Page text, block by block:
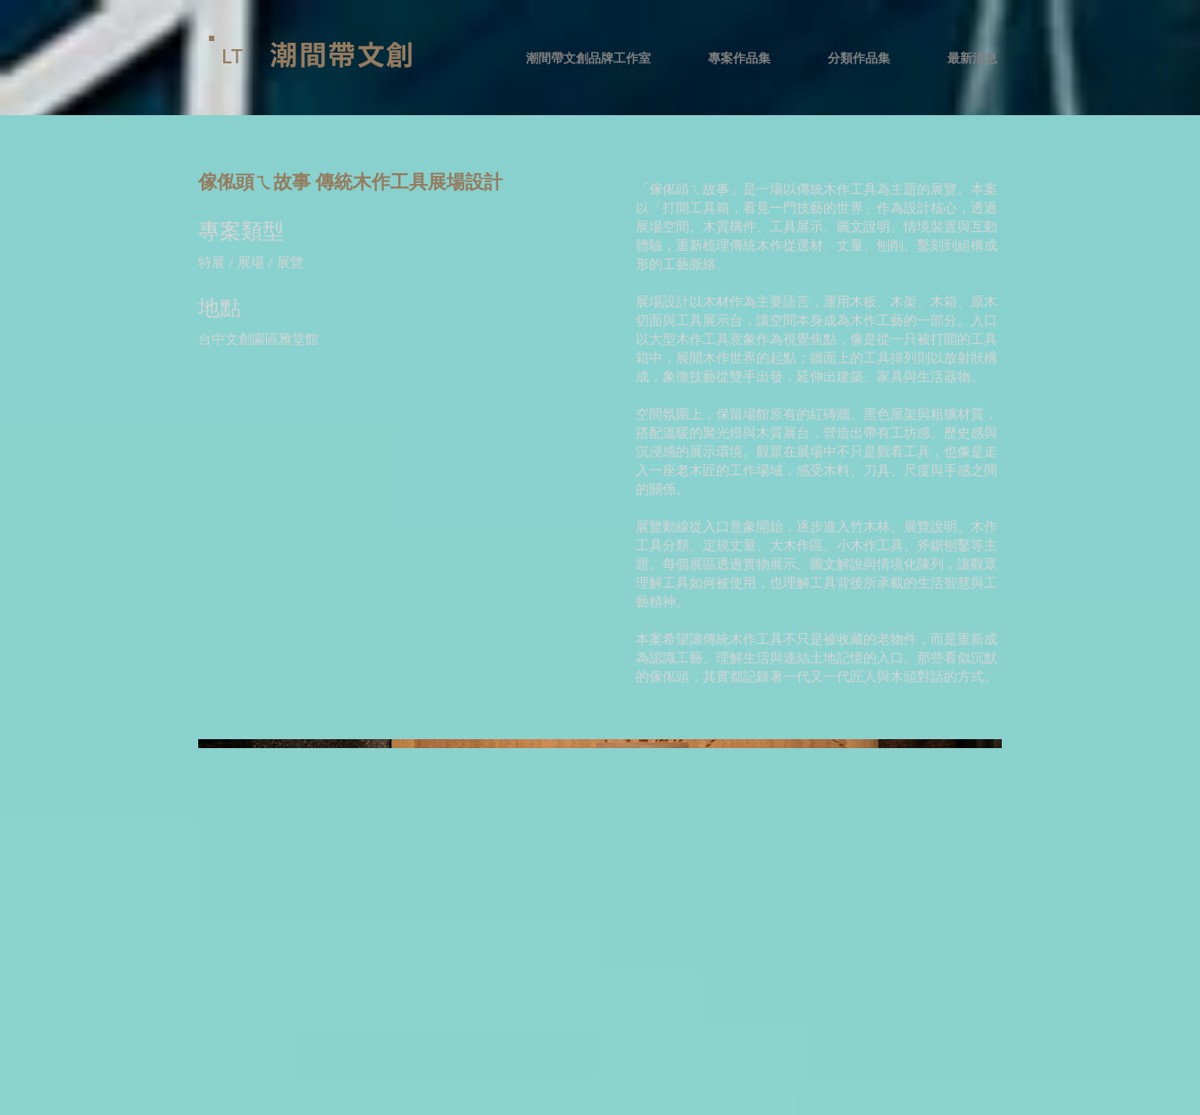
LT 潮間帶文創品牌工作室 專案作品集 分類作品集 最新消息
潮間帶文創
傢俬頭ㄟ故事 傳統木作工具展場設計
專案類型
特展 / 展場 / 展覽
地點
台中文創園區雅堂館
「傢俬頭ㄟ故事」是一場以傳統木作工具為主題的展覽。本案
以「打開工具箱，看見一門技藝的世界」作為設計核心，透過
展場空間、木質構件、工具展示、圖文說明、情境裝置與互動
體驗，重新梳理傳統木作從選材、丈量、刨削、鑿刻到組構成
形的工藝脈絡。
展場設計以木材作為主要語言，運用木板、木架、木箱、原木
切面與工具展示台，讓空間本身成為木作工藝的一部分。入口
以大型木作工具意象作為視覺焦點，像是從一只被打開的工具
箱中，展開木作世界的起點；牆面上的工具排列則以放射狀構
成，象徵技藝從雙手出發，延伸出建築、家具與生活器物。
空間氛圍上，保留場館原有的紅磚牆、黑色屋架與粗獷材質，
搭配溫暖的聚光燈與木質展台，營造出帶有工坊感、歷史感與
沉浸感的展示環境。觀眾在展場中不只是觀看工具，也像是走
入一座老木匠的工作場域，感受木料、刀具、尺度與手感之間
的關係。
展覽動線從入口意象開始，逐步進入竹木林、展覽說明、木作
工具分類、定規丈量、大木作區、小木作工具、斧鋸刨鑿等主
題。每個展區透過實物展示、圖文解說與情境化陳列，讓觀眾
理解工具如何被使用，也理解工具背後所承載的生活智慧與工
藝精神。
本案希望讓傳統木作工具不只是被收藏的老物件，而是重新成
為認識工藝、理解生活與連結土地記憶的入口。那些看似沉默
的傢俬頭，其實都記錄著一代又一代匠人與木頭對話的方式。